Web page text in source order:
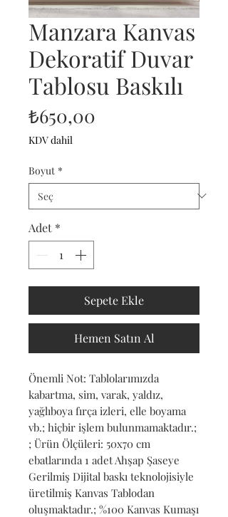
Manzara Kanvas
Dekoratif Duvar
Tablosu Baskılı
₺650,00
KDV dahil
Boyut *
Adet *
Sepete Ekle
Hemen Satın Al
Önemli Not: Tablolarımızda
kabartma, sim, varak, yaldız,
yağlıboya fırça izleri, elle boyama
vb.; hiçbir işlem bulunmamaktadır.;
; Ürün Ölçüleri: 50x70 cm
ebatlarında 1 adet Ahşap Şaseye
Gerilmiş Dijital baskı teknolojisiyle
üretilmiş Kanvas Tablodan
oluşmaktadır.; %100 Kanvas Kumaşı